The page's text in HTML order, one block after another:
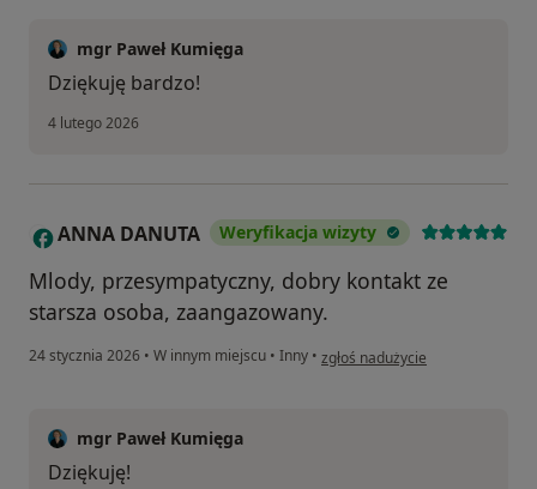
mgr Paweł Kumięga
Dziękuję bardzo!
4 lutego 2026
A ANNA DANUTA Weryfikacja wizyty
Mlody, przesympatyczny, dobry kontakt ze
starsza osoba, zaangazowany.
24 stycznia 2026 • W innym miejscu • Inny • w opinii użytkownika ANNA
zgłoś nadużycie
mgr Paweł Kumięga
Dziękuję!